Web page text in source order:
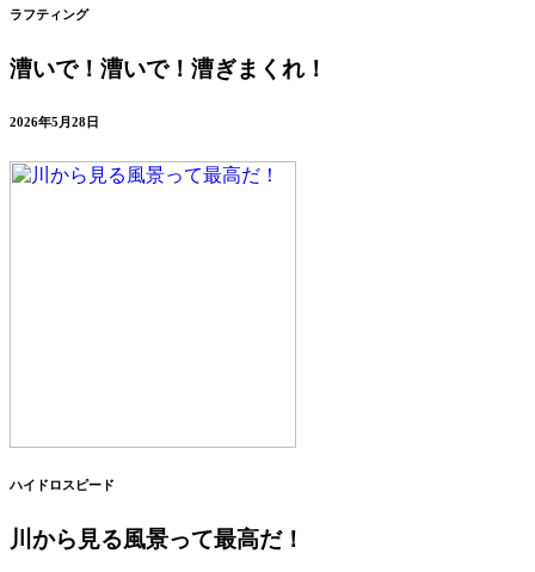
ラフティング
漕いで！漕いで！漕ぎまくれ！
2026年5月28日
ハイドロスピード
川から見る風景って最高だ！